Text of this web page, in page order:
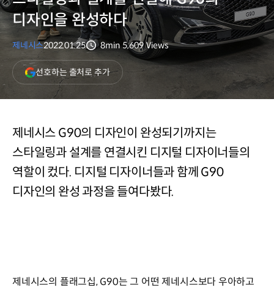
디자인을 완성하다
제네시스2022.01.25
분량
8min
조회수
5,609 Views
선호하는 출처로 추가(새
창
열림)
제네시스 G90의 디자인이 완성되기까지는
스타일링과 설계를 연결시킨 디지털 디자이너들의
역할이 컸다. 디지털 디자이너들과 함께 G90
디자인의 완성 과정을 들여다봤다.
제네시스의 플래그십, G90는 그 어떤 제네시스보다 우아하고